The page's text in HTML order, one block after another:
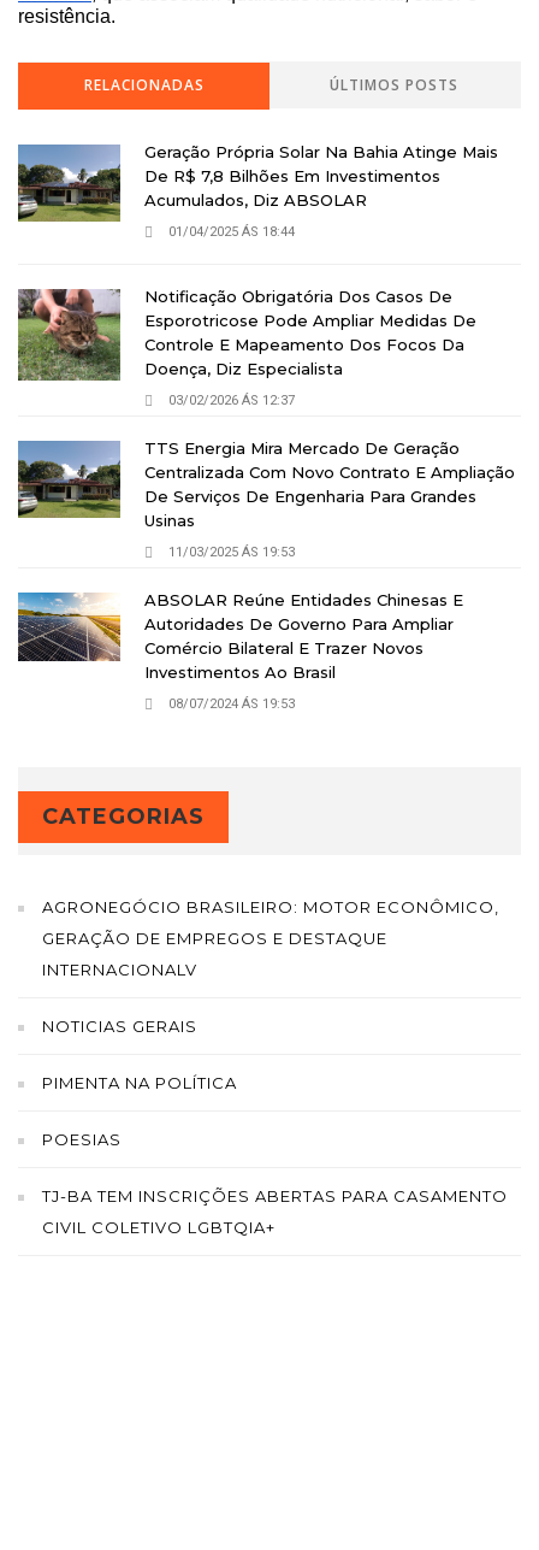
resistência.
RELACIONADAS ÚLTIMOS POSTS
Geração Própria Solar Na Bahia Atinge Mais
De R$ 7,8 Bilhões Em Investimentos
Acumulados, Diz ABSOLAR
01/04/2025 ÁS 18:44
Notificação Obrigatória Dos Casos De
Esporotricose Pode Ampliar Medidas De
Controle E Mapeamento Dos Focos Da
Doença, Diz Especialista
03/02/2026 ÁS 12:37
TTS Energia Mira Mercado De Geração
Centralizada Com Novo Contrato E Ampliação
De Serviços De Engenharia Para Grandes
Usinas
11/03/2025 ÁS 19:53
ABSOLAR Reúne Entidades Chinesas E
Autoridades De Governo Para Ampliar
Comércio Bilateral E Trazer Novos
Investimentos Ao Brasil
08/07/2024 ÁS 19:53
CATEGORIAS
AGRONEGÓCIO BRASILEIRO: MOTOR ECONÔMICO,
GERAÇÃO DE EMPREGOS E DESTAQUE
INTERNACIONALV
NOTICIAS GERAIS
PIMENTA NA POLÍTICA
POESIAS
TJ-BA TEM INSCRIÇÕES ABERTAS PARA CASAMENTO
CIVIL COLETIVO LGBTQIA+